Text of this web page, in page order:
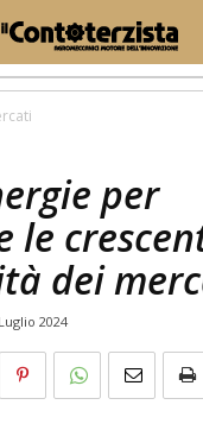
per
le
dei
2024